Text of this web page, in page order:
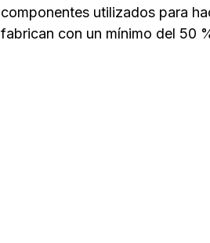
componentes utilizados para
fabrican con un mínimo del 50